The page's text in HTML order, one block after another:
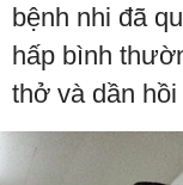
bệnh nhi đã
hấp bình
thở và dần